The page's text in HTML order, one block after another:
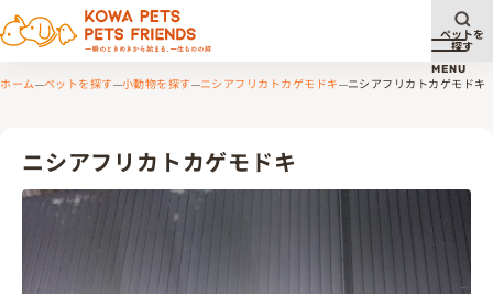
メニ
MENU
ペットを
探す
ホーム ペットを探す 小動物を探す ニシアフリカトカゲモドキ ニシアフリカトカゲモドキ
ニシアフリカトカゲモドキ